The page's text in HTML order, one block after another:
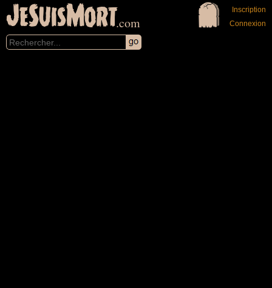
JeSuisMort.com
Inscription
Connexion